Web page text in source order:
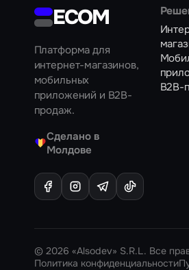
ECOM
Платформа для
интернет-магазинов,
мобильных
приложений и B2B-
продаж.
♥Сделано в
Молдове
B2B-
© 2026 «Alsodev» S.R.L. Все
Политика конфиденциальности